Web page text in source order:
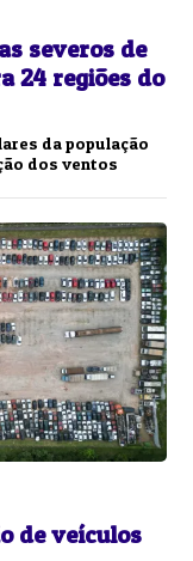
severos de
24 regiões do
da população
dos ventos
de veículos